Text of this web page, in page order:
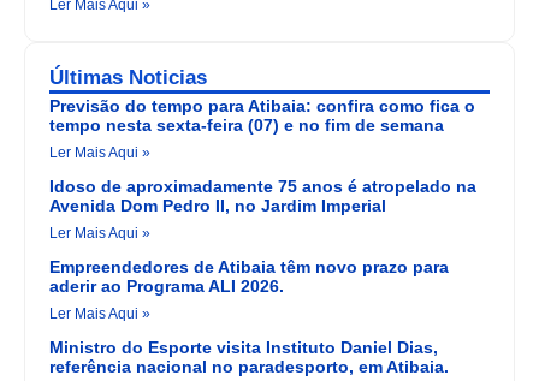
Ler Mais Aqui »
Últimas Noticias
Previsão do tempo para Atibaia: confira como fica o
tempo nesta sexta-feira (07) e no fim de semana
Ler Mais Aqui »
Idoso de aproximadamente 75 anos é atropelado na
Avenida Dom Pedro II, no Jardim Imperial
Ler Mais Aqui »
Empreendedores de Atibaia têm novo prazo para
aderir ao Programa ALI 2026.
Ler Mais Aqui »
Ministro do Esporte visita Instituto Daniel Dias,
referência nacional no paradesporto, em Atibaia.